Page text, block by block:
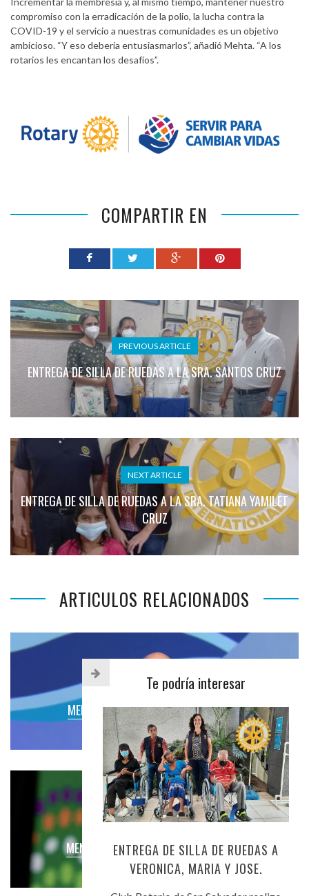
compromiso con la erradicación de la polio, la lucha contra la
COVID-19 y el servicio a nuestras comunidades es un objetivo
ambicioso. “Y eso debería entusiasmarlos”, añadió Mehta. “A los
rotarios les encantan los desafíos”.
COMPARTIR EN
PREVIOUS ARTICLE
ENTREGA DE SILLA DE RUEDAS A LA SRA. SANTOS CRUZ
NEXT ARTICLE
ENTREGA DE SILLA DE RUEDAS A LA SRA. TATIANA YAMILET
CRUZ
ARTICULOS RELACIONADOS
MENSAJE PRESIDENCIAL RI 2018-2019
MENSAJES RI
MENSAJE PRESIDENCIAL RI 2025-2026
MENSAJES RI
Te podría interesar
ENTREGA DE SILLA DE RUEDAS A
VERONICA, MARIA Y JOSE.